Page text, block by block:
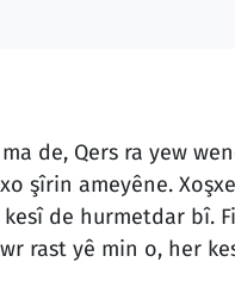
de, Qers ra yew
şîrin ameyêne.
de hurmetdar bî.
rast yê min o, her